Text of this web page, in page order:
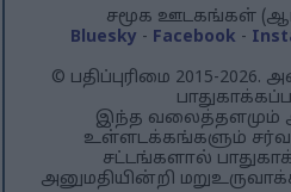
சமூக ஊடகங்கள்
Bluesky - Facebook -
© பதிப்புரிமை 2015-
இந்த வலைத்தளமும்
உள்ளடக்கங்களும்
சட்டங்களால்
அனுமதியின்றி